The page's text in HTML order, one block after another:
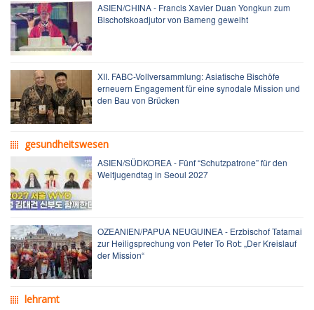
ASIEN/CHINA - Francis Xavier Duan Yongkun zum
Bischofskoadjutor von Bameng geweiht
XII. FABC-Vollversammlung: Asiatische Bischöfe
erneuern Engagement für eine synodale Mission und
den Bau von Brücken
gesundheitswesen
ASIEN/SÜDKOREA - Fünf “Schutzpatrone” für den
Weltjugendtag in Seoul 2027
OZEANIEN/PAPUA NEUGUINEA - Erzbischof Tatamai
zur Heiligsprechung von Peter To Rot: „Der Kreislauf
der Mission“
lehramt